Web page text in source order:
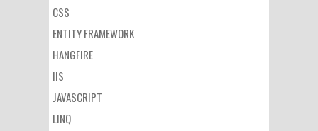
CSS
ENTITY FRAMEWORK
HANGFIRE
IIS
JAVASCRIPT
LINQ